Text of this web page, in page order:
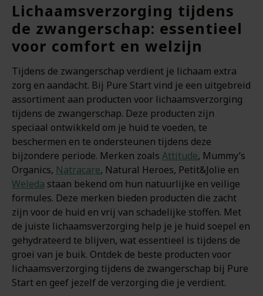
Lichaamsverzorging tijdens
de zwangerschap: essentieel
voor comfort en welzijn
Tijdens de zwangerschap verdient je lichaam extra
zorg en aandacht. Bij Pure Start vind je een uitgebreid
assortiment aan producten voor lichaamsverzorging
tijdens de zwangerschap. Deze producten zijn
speciaal ontwikkeld om je huid te voeden, te
beschermen en te ondersteunen tijdens deze
bijzondere periode. Merken zoals Attitude, Mummy’s
Organics, Natracare, Natural Heroes, Petit&Jolie en
Weleda staan bekend om hun natuurlijke en veilige
formules. Deze merken bieden producten die zacht
zijn voor de huid en vrij van schadelijke stoffen. Met
de juiste lichaamsverzorging help je je huid soepel en
gehydrateerd te blijven, wat essentieel is tijdens de
groei van je buik. Ontdek de beste producten voor
lichaamsverzorging tijdens de zwangerschap bij Pure
Start en geef jezelf de verzorging die je verdient.